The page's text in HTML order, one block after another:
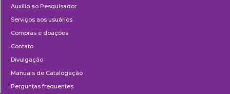
Auxílio ao Pesquisador
Serviços aos usuários
Compras e doações
Contato
Divulgação
Manuais de Catalogação
Perguntas frequentes